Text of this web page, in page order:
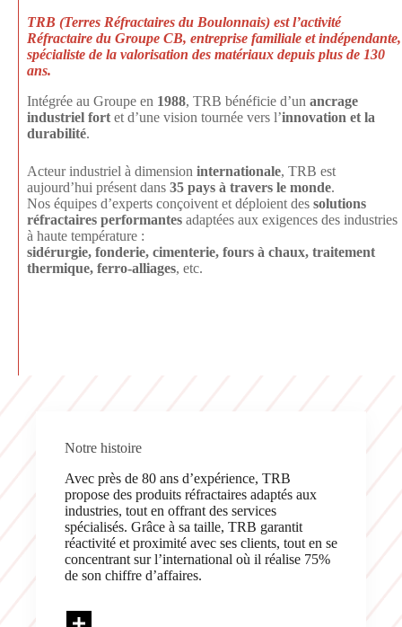
TRB (Terres Réfractaires du Boulonnais) est l’activité
Réfractaire du Groupe CB, entreprise familiale et indépendante,
spécialiste de la valorisation des matériaux depuis plus de 130
ans.
Intégrée au Groupe en 1988, TRB bénéficie d’un ancrage
industriel fort et d’une vision tournée vers l’innovation et la
durabilité.
Acteur industriel à dimension internationale, TRB est
aujourd’hui présent dans 35 pays à travers le monde.
Nos équipes d’experts conçoivent et déploient des solutions
réfractaires performantes adaptées aux exigences des industries
à haute température :
sidérurgie, fonderie, cimenterie, fours à chaux, traitement
thermique, ferro-alliages, etc.
Notre histoire
Avec près de 80 ans d’expérience, TRB
propose des produits réfractaires adaptés aux
industries, tout en offrant des services
spécialisés. Grâce à sa taille, TRB garantit
réactivité et proximité avec ses clients, tout en se
concentrant sur l’international où il réalise 75%
de son chiffre d’affaires.